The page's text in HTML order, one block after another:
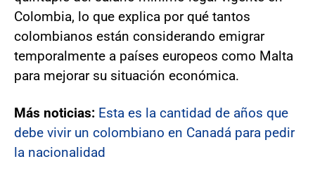
Colombia, lo que explica por qué tantos
colombianos están considerando emigrar
temporalmente a países europeos como Malta
para mejorar su situación económica.
Más noticias: Esta es la cantidad de años que
debe vivir un colombiano en Canadá para pedir
la nacionalidad